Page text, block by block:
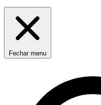
Fechar menu